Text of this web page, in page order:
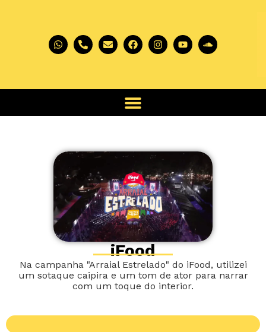
iFood
Na campanha "Arraial Estrelado" do iFood, utilizei
um sotaque caipira e um tom de ator para narrar
com um toque do interior.